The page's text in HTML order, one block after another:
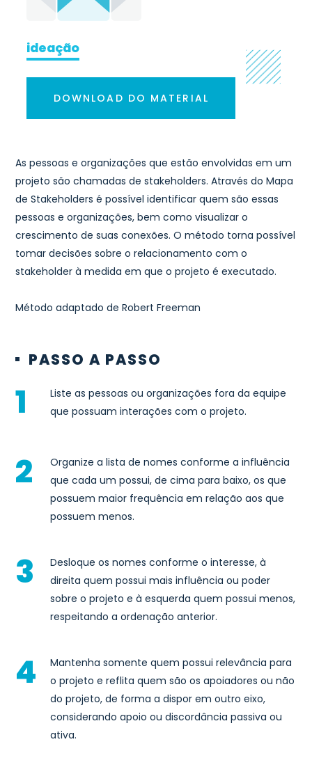
ideação
DOWNLOAD DO MATERIAL
As pessoas e organizações que estão envolvidas em um
projeto são chamadas de stakeholders. Através do Mapa
de Stakeholders é possível identificar quem são essas
pessoas e organizações, bem como visualizar o
crescimento de suas conexões. O método torna possível
tomar decisões sobre o relacionamento com o
stakeholder à medida em que o projeto é executado.
Método adaptado de Robert Freeman
PASSO A PASSO
Liste as pessoas ou organizações fora da equipe
que possuam interações com o projeto.
Organize a lista de nomes conforme a influência
que cada um possui, de cima para baixo, os que
possuem maior frequência em relação aos que
possuem menos.
Desloque os nomes conforme o interesse, à
direita quem possui mais influência ou poder
sobre o projeto e à esquerda quem possui menos,
respeitando a ordenação anterior.
Mantenha somente quem possui relevância para
o projeto e reflita quem são os apoiadores ou não
do projeto, de forma a dispor em outro eixo,
considerando apoio ou discordância passiva ou
ativa.